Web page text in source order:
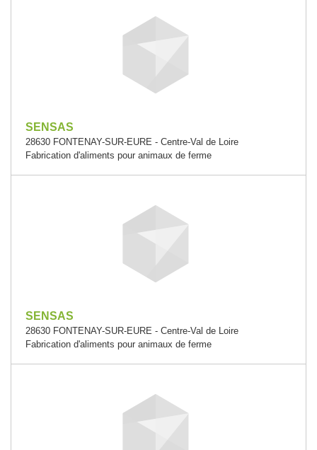
SENSAS
28630 FONTENAY-SUR-EURE - Centre-Val de Loire
Fabrication d'aliments pour animaux de ferme
SENSAS
28630 FONTENAY-SUR-EURE - Centre-Val de Loire
Fabrication d'aliments pour animaux de ferme